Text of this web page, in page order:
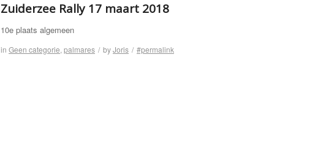
Zuiderzee Rally 17 maart 2018
10e plaats algemeen
in Geen categorie,palmares / byJoris / #permalink